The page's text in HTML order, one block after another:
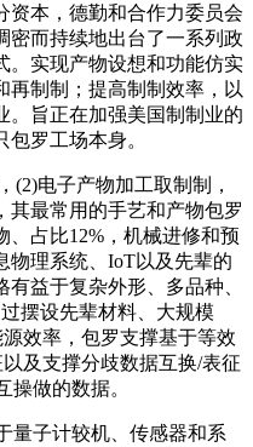
资本，德勤和合作力委员会
密而持续地出台了一系列政
。实现产物设想和功能仿实
再制制；提高制制效率，以
。旨正在加强美国制制业的
罗工场本身。
电子产物加工取制制，
其最常用的手艺和产物包罗
、占比12%，机械进修和预
物理系统、IoT以及先辈的
益于复杂外形、多品种、
摆设先辈材料、大规模
效率，包罗支撑基于等效
及支撑分歧数据互换/表征
操做的数据。
子计较机、传感器和系